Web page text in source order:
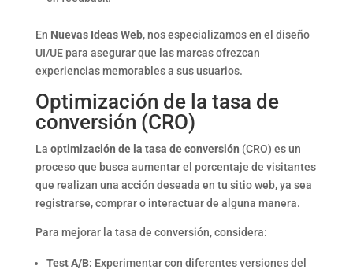
En Nuevas Ideas Web, nos especializamos en el diseño
UI/UE para asegurar que las marcas ofrezcan
experiencias memorables a sus usuarios.
Optimización de la tasa de
conversión (CRO)
La optimización de la tasa de conversión (CRO) es un
proceso que busca aumentar el porcentaje de visitantes
que realizan una acción deseada en tu sitio web, ya sea
registrarse, comprar o interactuar de alguna manera.
Para mejorar la tasa de conversión, considera:
Test A/B: Experimentar con diferentes versiones del